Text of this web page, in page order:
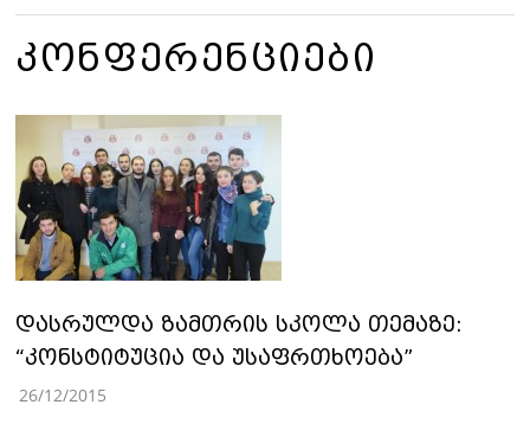
ᲙᲝᲜᲤᲔᲠᲔᲜᲪᲘᲔᲑᲘ
დასრულდა ზამთრის სკოლა თემაზე:
“კონსტიტუცია და უსაფრთხოება”
26/12/2015